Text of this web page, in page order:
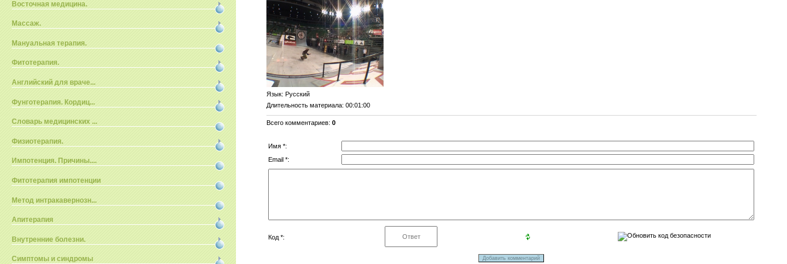
Восточная медицина.
Массаж.
Мануальная терапия.
Фитотерапия.
Английский для враче...
Фунготерапия. Кордиц...
Словарь медицинских ...
Физиотерапия.
Импотенция. Причины....
Фитотерапия импотенции
Метод интракавернозн...
Апитерапия
Внутренние болезни.
Симптомы и синдромы
Язык: Русский
Длительность материала: 00:01:00
Всего комментариев:0
Имя *:
Email *:
Код *: